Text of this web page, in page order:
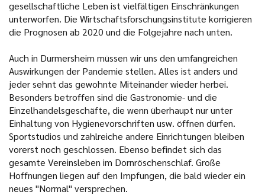
gesellschaftliche Leben ist vielfältigen Einschränkungen
unterworfen. Die Wirtschaftsforschungsinstitute korrigieren
die Prognosen ab 2020 und die Folgejahre nach unten.
Auch in Durmersheim müssen wir uns den umfangreichen
Auswirkungen der Pandemie stellen. Alles ist anders und
jeder sehnt das gewohnte Miteinander wieder herbei.
Besonders betroffen sind die Gastronomie- und die
Einzelhandelsgeschäfte, die wenn überhaupt nur unter
Einhaltung von Hygienevorschriften usw. öffnen dürfen.
Sportstudios und zahlreiche andere Einrichtungen bleiben
vorerst noch geschlossen. Ebenso befindet sich das
gesamte Vereinsleben im Dornröschenschlaf. Große
Hoffnungen liegen auf den Impfungen, die bald wieder ein
neues "Normal" versprechen.